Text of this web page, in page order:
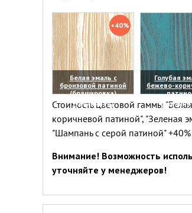
+40%
Белая эмаль с
бронзовой патиной
(брашировка)
(увеличить)
Голубая
бежево-
Стоимость цветовой гаммы
коричневой патиной", "Зеленая
"Шампань с серой патиной"
Внимание! Возможность
уточняйте у менеджеров!